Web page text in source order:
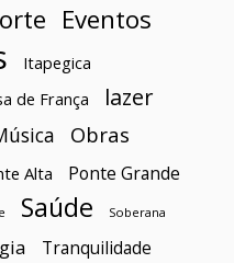
Eventos
Itapegica
de França
lazer
Obras
Alta Ponte Grande
Saúde Soberana
Tranquilidade